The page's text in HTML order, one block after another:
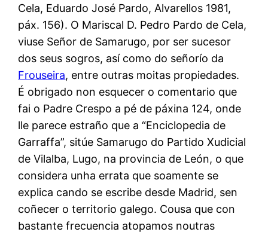
Cela, Eduardo José Pardo, Alvarellos 1981,
páx. 156). O Mariscal D. Pedro Pardo de Cela,
viuse Señor de Samarugo, por ser sucesor
dos seus sogros, así como do señorío da
Frouseira, entre outras moitas propiedades.
É obrigado non esquecer o comentario que
fai o Padre Crespo a pé de páxina 124, onde
lle parece estraño que a “Enciclopedia de
Garraffa”, sitúe Samarugo do Partido Xudicial
de Vilalba, Lugo, na provincia de León, o que
considera unha errata que soamente se
explica cando se escribe desde Madrid, sen
coñecer o territorio galego. Cousa que con
bastante frecuencia atopamos noutras